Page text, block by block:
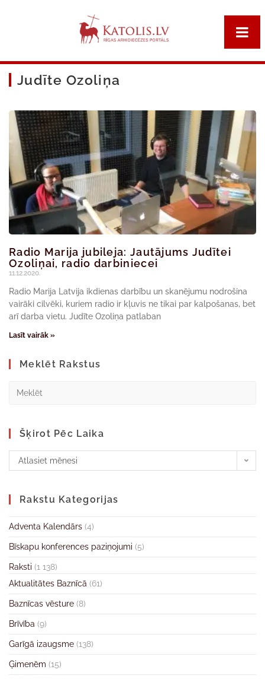
Judīte Ozoliņa
Radio Marija jubileja: Jautājums Judītei
Ozoliņai, radio darbiniecei
11.12.2020.
Radio Marija Latvija ikdienas darbību un skanējumu nodrošina
vairāki cilvēki, kuriem radio ir kļuvis ne tikai par kalpošanas, bet
arī darba vietu. Judīte Ozoliņa patlaban
Lasīt vairāk »
Meklēt Rakstus
Šķirot Pēc Laika
Atlasiet mēnesi
Rakstu Kategorijas
Adventa Kalendārs (4)
Bīskapu konferences paziņojumi (5)
Raksti (1 138)
Aktualitātes Baznīcā (61)
Baznīcas vēsture (8)
Brīvība (9)
Garīgā izaugsme (138)
Ģimenēm (15)